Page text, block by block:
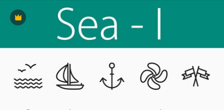
Premium